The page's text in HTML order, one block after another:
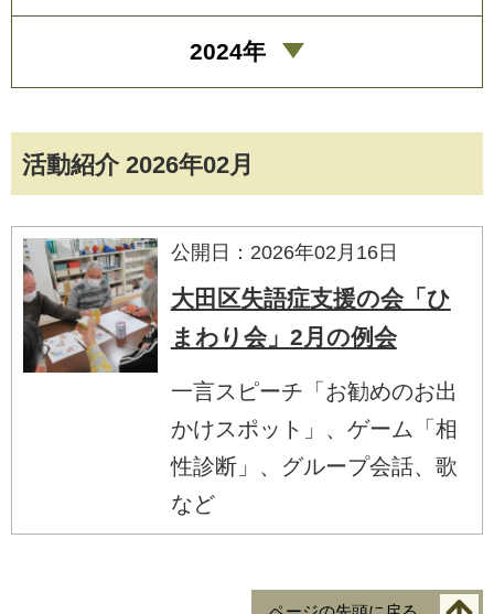
活動紹介 2026年02月
公開日：2026年02月16日
大田区失語症支援の会「ひ
まわり会」2月の例会
一言スピーチ「お勧めのお出
かけスポット」、ゲーム「相
性診断」、グループ会話、歌
など
2024年